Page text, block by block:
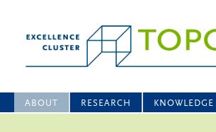
ABOUT RESEARCH